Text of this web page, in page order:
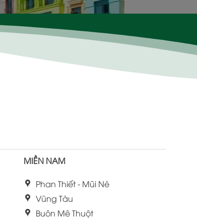
MIỀN NAM
Phan Thiết - Mũi Né
Vũng Tàu
Buôn Mê Thuột